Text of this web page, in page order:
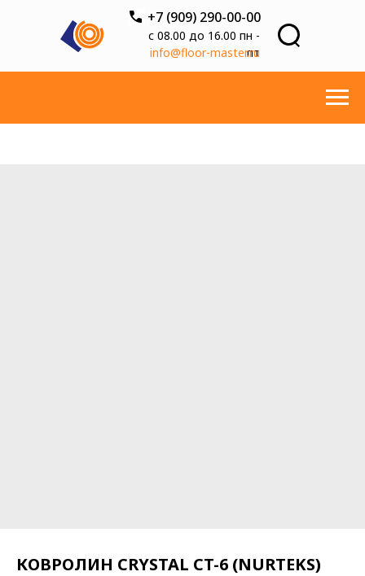
с 08.00 до 16.00 пн -
пт
+7 (909) 290-00-00
info@floor-master.ru
КОВРОЛИН CRYSTAL CT-6 (NURTEKS)